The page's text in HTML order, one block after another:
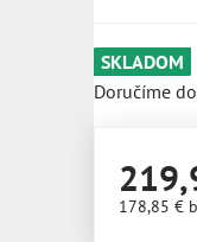
SKLADOM
Doručíme
178,85 €